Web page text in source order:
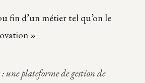
fin d’un métier tel qu’on le
»
: une plateforme de gestion de